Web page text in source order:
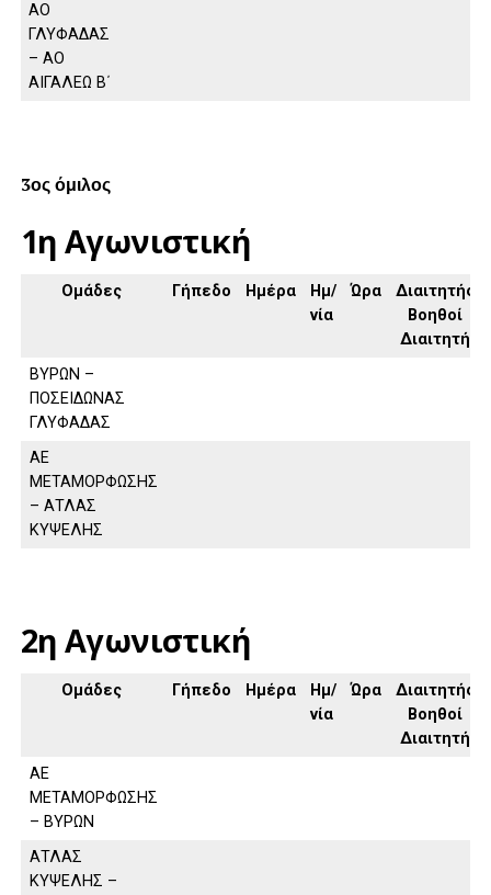
ΑΟ
ΓΛΥΦΑΔΑΣ
– ΑΟ
ΑΙΓΑΛΕΩ Β΄
3ος όμιλος
1η Αγωνιστική
Ομάδες Γήπεδο Ημέρα
Ημ/
νία
Ώρα
Διαιτητής,
Βοηθοί
Διαιτητή
ΒΥΡΩΝ –
ΠΟΣΕΙΔΩΝΑΣ
ΓΛΥΦΑΔΑΣ
ΑΕ
ΜΕΤΑΜΟΡΦΩΣΗΣ
– ΑΤΛΑΣ
ΚΥΨΕΛΗΣ
2η Αγωνιστική
Ομάδες Γήπεδο Ημέρα
Ημ/
νία
Ώρα
Διαιτητής,
Βοηθοί
Διαιτητή
ΑΕ
ΜΕΤΑΜΟΡΦΩΣΗΣ
– ΒΥΡΩΝ
ΑΤΛΑΣ
ΚΥΨΕΛΗΣ –